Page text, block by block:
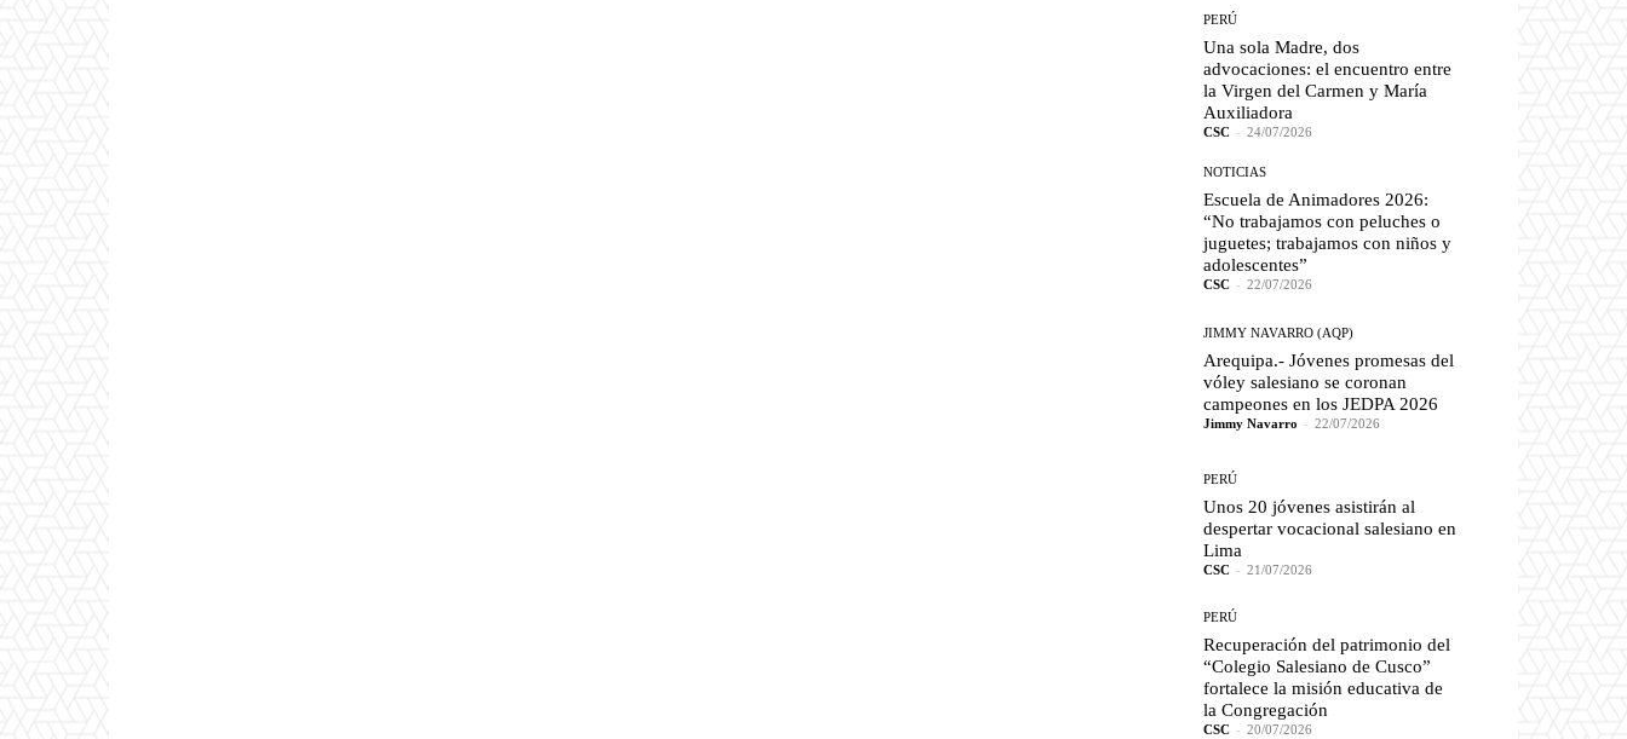
PERÚ
Una sola Madre, dos
advocaciones: el encuentro entre
la Virgen del Carmen y María
Auxiliadora
CSC - 24/07/2026
NOTICIAS
Escuela de Animadores 2026:
“No trabajamos con peluches o
juguetes; trabajamos con niños y
adolescentes”
CSC - 22/07/2026
JIMMY NAVARRO (AQP)
Arequipa.- Jóvenes promesas del
vóley salesiano se coronan
campeones en los JEDPA 2026
Jimmy Navarro - 22/07/2026
PERÚ
Unos 20 jóvenes asistirán al
despertar vocacional salesiano en
Lima
CSC - 21/07/2026
PERÚ
Recuperación del patrimonio del
“Colegio Salesiano de Cusco”
fortalece la misión educativa de
la Congregación
CSC - 20/07/2026